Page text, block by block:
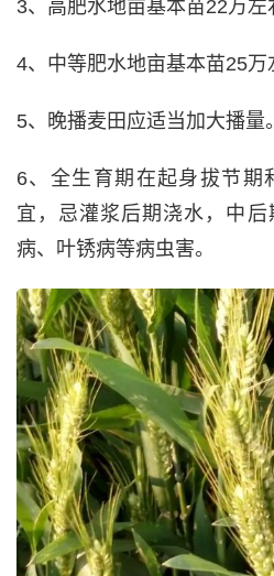
3、高肥水地亩基本苗22万左
4、中等肥水地亩基本苗25万
5、晚播麦田应适当加大播量。
6、全生育期在起身拔节期
宜，忌灌浆后期浇水，中
病、叶锈病等病虫害。